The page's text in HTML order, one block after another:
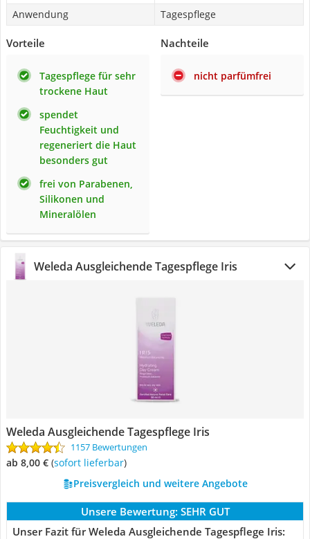
Anwendung
Tagespflege
Vorteile
Tagespflege für sehr
trockene Haut
spendet
Feuchtigkeit und
regeneriert die Haut
besonders gut
frei von Parabenen,
Silikonen und
Mineralölen
Nachteile
nicht parfümfrei
Weleda Ausgleichende Tagespflege Iris
Weleda Ausgleichende Tagespflege Iris
1157 Bewertungen
ab 8,00 € ( Sofort lieferbar)
Preisvergleich und weitere Angebote
Unsere Bewertung: SEHR GUT
Unser Fazit für Weleda Ausgleichende Tagespflege Iris: